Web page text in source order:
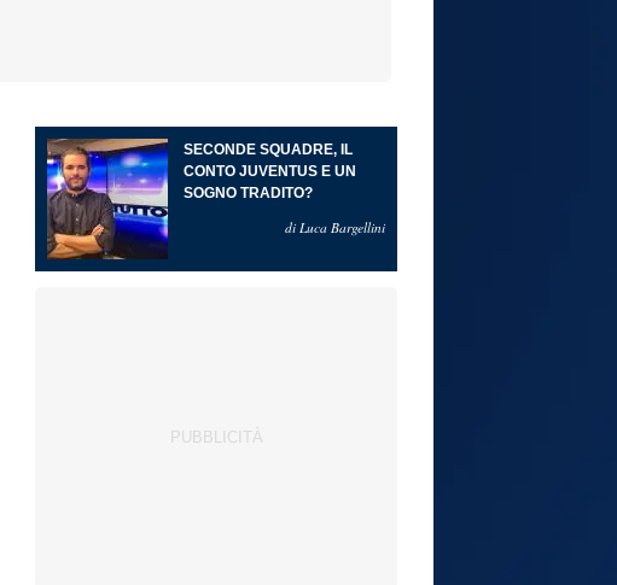
SECONDE SQUADRE, IL
CONTO JUVENTUS E UN
SOGNO TRADITO?
di Luca Bargellini